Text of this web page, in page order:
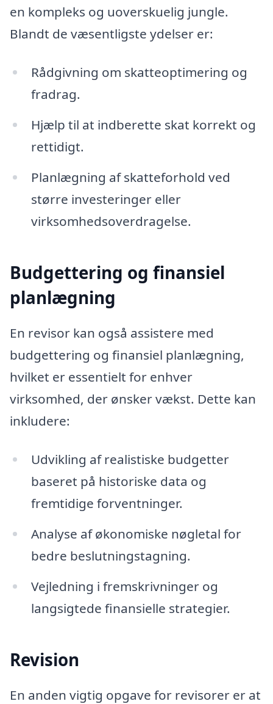
en kompleks og uoverskuelig jungle.
Blandt de væsentligste ydelser er:
Rådgivning om skatteoptimering og
fradrag.
Hjælp til at indberette skat korrekt og
rettidigt.
Planlægning af skatteforhold ved
større investeringer eller
virksomhedsoverdragelse.
Budgettering og finansiel
planlægning
En revisor kan også assistere med
budgettering og finansiel planlægning,
hvilket er essentielt for enhver
virksomhed, der ønsker vækst. Dette kan
inkludere:
Udvikling af realistiske budgetter
baseret på historiske data og
fremtidige forventninger.
Analyse af økonomiske nøgletal for
bedre beslutningstagning.
Vejledning i fremskrivninger og
langsigtede finansielle strategier.
Revision
En anden vigtig opgave for revisorer er at